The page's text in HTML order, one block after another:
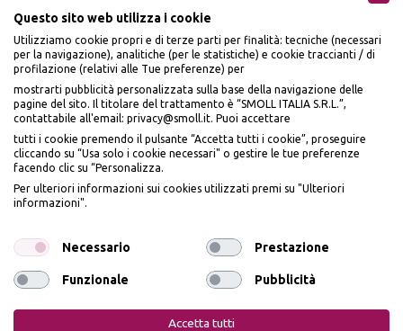
Accettiamo
Seguici sui social
PiùMe è un marchio di PiùMe s.r.l. con sede legale in via
Privacy Policy Cookie Policy
Questo sito web utilizza i cookie
Utilizziamo cookie propri e di terze parti per finalità: tecniche (necessari
per la navigazione), analitiche (per le statistiche) e cookie traccianti / di
profilazione (relativi alle Tue preferenze) per
mostrarti pubblicità personalizzata sulla base della navigazione delle
pagine del sito. Il titolare del trattamento è “SMOLL ITALIA S.R.L.”,
contattabile all'email: privacy@smoll.it. Puoi accettare
tutti i cookie premendo il pulsante “Accetta tutti i cookie”, proseguire
cliccando su “Usa solo i cookie necessari" o gestire le tue preferenze
facendo clic su “Personalizza.
Per ulteriori informazioni sui cookies utilizzati premi su "Ulteriori
informazioni".
Necessario Prestazione
Funzionale Pubblicità
Accetta tutti
BENVENUTO DA
PIÙME
IL10% DI SCONTO
dell’art. 13 del Reg UE 2016/679 e presto il mio consenso a ricevere email
promozionali. In qualsiasi momento è possibile revocare il consenso